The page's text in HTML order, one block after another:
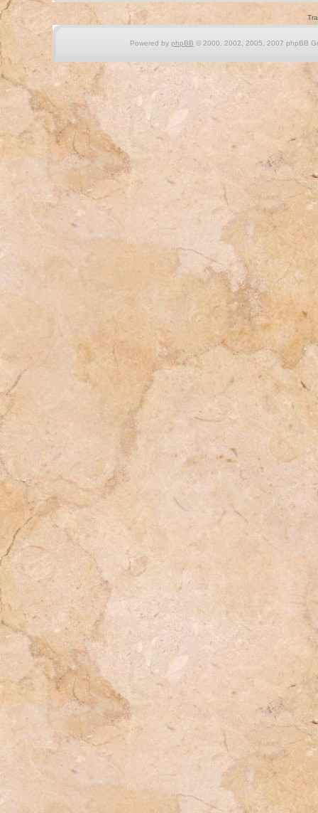
Powered by phpBB © 2000, 2002, 2005, 2007 phpBB